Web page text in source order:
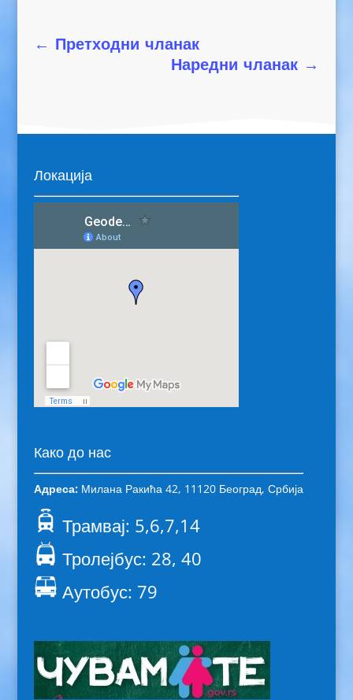
← Претходни чланак
Наредни чланак →
Локација
Како до нас
Адреса:Милана Ракића 42, 11120 Београд, Србија
Трамвај: 5,6,7,14
Тролејбус: 28, 40
Аутобус: 79